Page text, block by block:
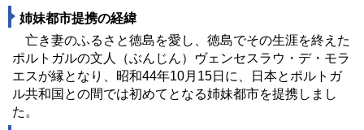
姉妹都市提携の経緯
亡き妻のふるさと徳島を愛し、徳島でその生涯を終えた
ポルトガルの文人（ぶんじん）ヴェンセスラウ・デ・モラ
エスが縁となり、昭和44年10月15日に、日本とポルトガ
ル共和国との間では初めてとなる姉妹都市を提携しまし
た。